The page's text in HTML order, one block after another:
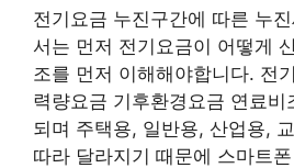
전기요금 누진구간에 따른 누
서는 먼저 전기요금이 어떻게
조를 먼저 이해해야합니다. 전
력량요금 기후환경요금 연료비
되며 주택용, 일반용, 산업용,
따라 달라지기 때문에 스마트